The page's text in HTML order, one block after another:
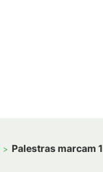
Palestras marcam